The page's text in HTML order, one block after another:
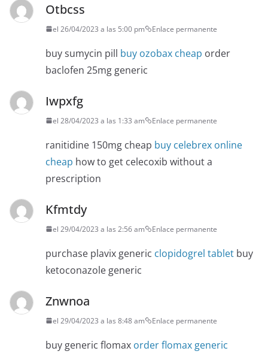
Otbcss
el 26/04/2023 a las 5:00 pm Enlace permanente
buy sumycin pill buy ozobax cheap order
baclofen 25mg generic
Iwpxfg
el 28/04/2023 a las 1:33 am Enlace permanente
ranitidine 150mg cheap buy celebrex online
cheap how to get celecoxib without a
prescription
Kfmtdy
el 29/04/2023 a las 2:56 am Enlace permanente
purchase plavix generic clopidogrel tablet buy
ketoconazole generic
Znwnoa
el 29/04/2023 a las 8:48 am Enlace permanente
buy generic flomax order flomax generic